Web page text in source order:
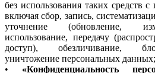
без использования таких средств
включая сбор, запись,
уточнение (обновление,
использование, передачу
доступ), обезличивание,
уничтожение персональных данных;
• «Конфиденциальность